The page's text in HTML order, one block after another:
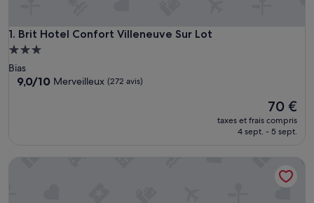
1. Brit Hotel Confort Villeneuve Sur Lot
Brit Hotel Confort Villeneuve Sur Lot
Hébergement
3.0 étoiles
Bias
9.0
9,0/10 Merveilleux (272 avis)
Le
nouveau
prix
70 €
taxes et frais compris
4 sept. - 5 sept.